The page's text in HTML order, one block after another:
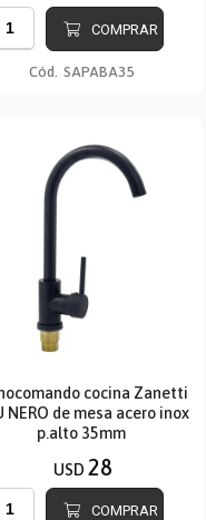
COMPRAR
Cód. SAPABA35
cocina Zanetti
NERO de mesa acero inox
p.alto 35mm
USD 28
COMPRAR